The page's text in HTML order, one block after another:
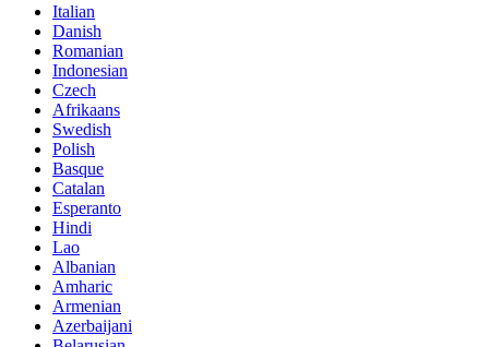
Italian
Danish
Romanian
Indonesian
Czech
Afrikaans
Swedish
Polish
Basque
Catalan
Esperanto
Hindi
Lao
Albanian
Amharic
Armenian
Azerbaijani